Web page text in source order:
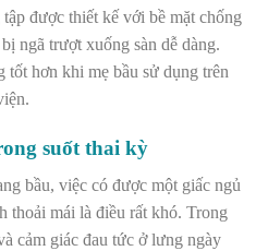
được thiết kế với bề mặt chống
ngã trượt xuống sàn dễ dàng.
tốt hơn khi mẹ bầu sử dụng trên
suốt thai kỳ
bầu, việc có được một giấc ngủ
thoải mái là điều rất khó. Trong
cảm giác đau tức ở lưng ngày